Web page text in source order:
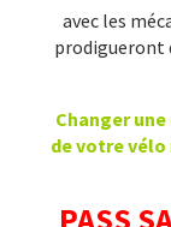
avec les
prodigueront
Changer
de votre vélo